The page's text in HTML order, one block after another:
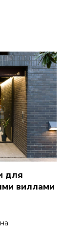
для
виллами